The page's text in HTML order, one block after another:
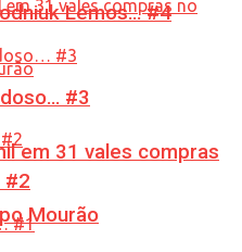
em 31 vales compras
Mourão
Lemos… #4
#3
#2